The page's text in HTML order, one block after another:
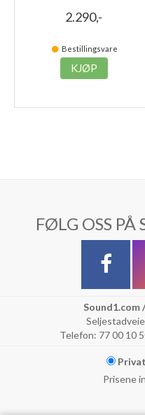
2.290,-
Bestillingsvare
KJØP
FØLG OSS PÅ
Sound1.com
Telefon: 77 00 10
Privat
Prisene